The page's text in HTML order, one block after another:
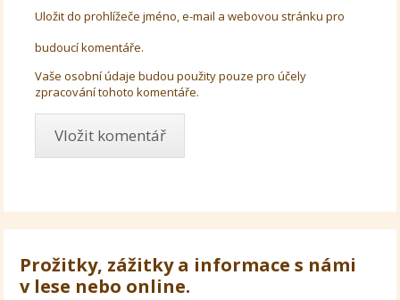
Uložit do prohlížeče jméno, e-mail a webovou stránku pro
budoucí komentáře.
Vaše osobní údaje budou použity pouze pro účely
zpracování tohoto komentáře.
Prožitky, zážitky a informace s námi
v lese nebo online.